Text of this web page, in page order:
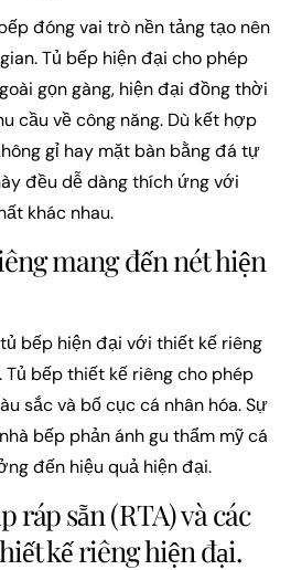
đóng vai trò nền tảng tạo nên
Tủ bếp hiện đại cho phép
gọn gàng, hiện đại đồng thời
cầu về công năng. Dù kết hợp
gỉ hay mặt bàn bằng đá tự
đều dễ dàng thích ứng với
khác nhau.
mang đến nét hiện
bếp hiện đại với thiết kế riêng
bếp thiết kế riêng cho phép
sắc và bố cục cá nhân hóa. Sự
bếp phản ánh gu thẩm mỹ cá
đến hiệu quả hiện đại.
ráp sẵn (RTA) và các
kế riêng hiện đại.